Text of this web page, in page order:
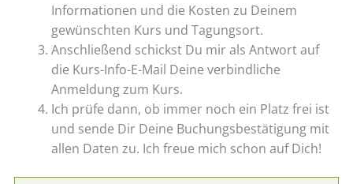
Informationen und die Kosten zu Deinem
gewünschten Kurs und Tagungsort.
Anschließend schickst Du mir als Antwort auf
die Kurs-Info-E-Mail Deine verbindliche
Anmeldung zum Kurs.
Ich prüfe dann, ob immer noch ein Platz frei ist
und sende Dir Deine Buchungsbestätigung mit
allen Daten zu. Ich freue mich schon auf Dich!